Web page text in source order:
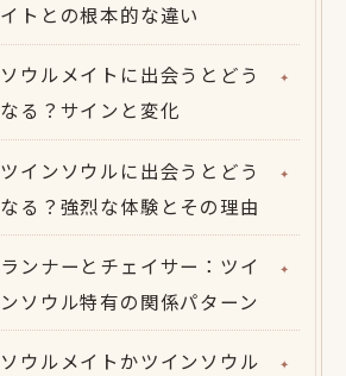
イトとの根本的な違い
ソウルメイトに出会うとどう
なる？サインと変化
ツインソウルに出会うとどう
なる？強烈な体験とその理由
ランナーとチェイサー：ツイ
ンソウル特有の関係パターン
ソウルメイトかツインソウル